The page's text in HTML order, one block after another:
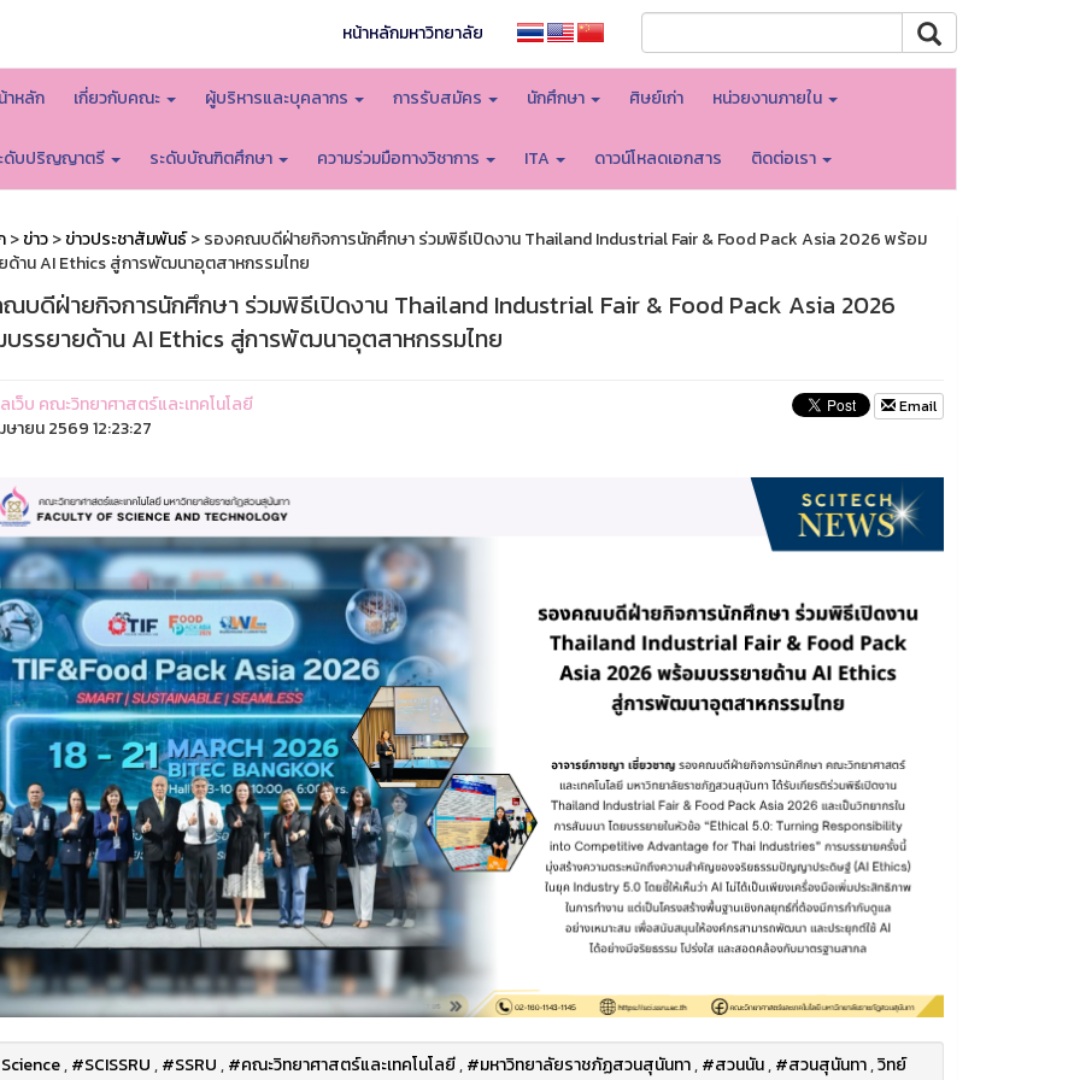
หน้าหลักมหาวิทยาลัย
าหลัก เกี่ยวกับคณะ ผู้บริหารและบุคลากร การรับสมัคร นักศึกษา ศิษย์เก่า หน่วยงานภายใน
ดับปริญญาตรี ระดับบัณฑิตศึกษา ความร่วมมือทางวิชาการ ITA ดาวน์โหลดเอกสาร ติดต่อเรา
>ข่าว>ข่าวประชาสัมพันธ์> รองคณบดีฝ่ายกิจการนักศึกษา ร่วมพิธีเปิดงาน Thailand Industrial Fair & Food Pack Asia 2026 พร้อม
ด้าน AI Ethics สู่การพัฒนาอุตสาหกรรมไทย
บดีฝ่ายกิจการนักศึกษา ร่วมพิธีเปิดงาน Thailand Industrial Fair & Food Pack Asia 2026
รรยายด้าน AI Ethics สู่การพัฒนาอุตสาหกรรมไทย
ว็บ คณะวิทยาศาสตร์และเทคโนโลยี
ษายน 2569 12:23:27
Email
,#SCISSRU,#SSRU,#คณะวิทยาศาสตร์และเทคโนโลยี,#มหาวิทยาลัยราชภัฏสวนสุนันทา,#สวนนัน,#สวนสุนันทา,วิทย์